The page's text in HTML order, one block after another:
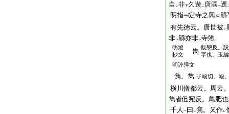
自 レ非下久遊二 唐國 一逕
明指 定寺之興
縣
有先徳云。唐世被 レ
非レ縣亦非レ寺歟
明燈
抄文
雋 似戀反。
字也。玉
明詮噵文
隽。雋 子峻切。峻
横川僧都云。周云
雋者但宛反。鳥肥
千人 一曰 レ隽。又作レ